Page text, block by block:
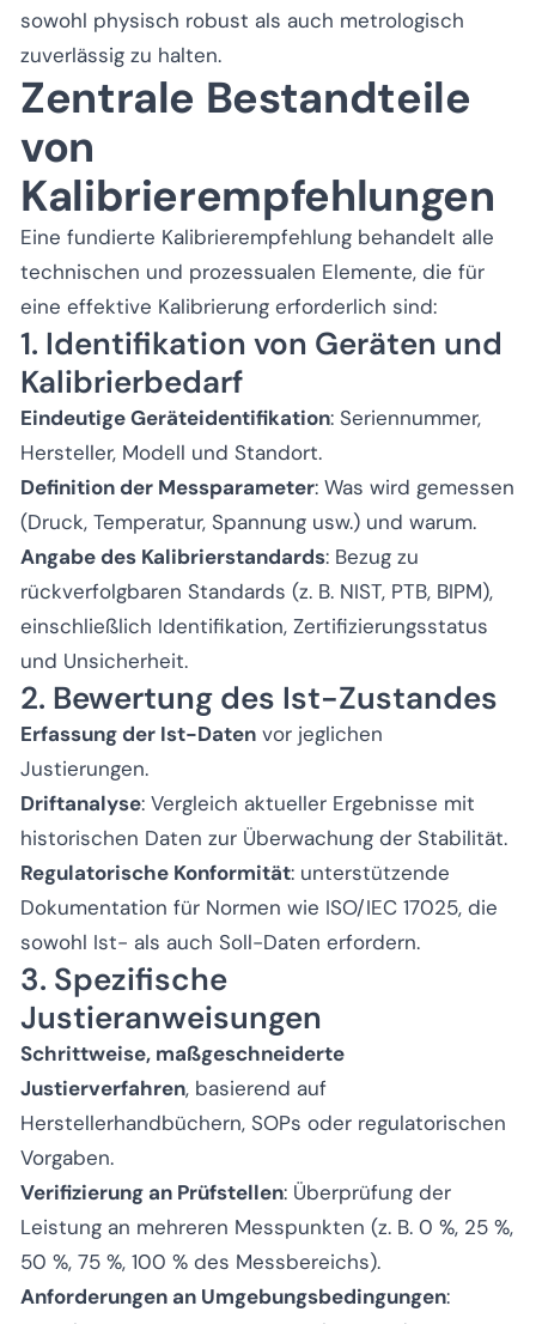
sowohl physisch robust als auch metrologisch
zuverlässig zu halten.
Zentrale Bestandteile
von
Kalibrierempfehlungen
Eine fundierte Kalibrierempfehlung behandelt alle
technischen und prozessualen Elemente, die für
eine effektive Kalibrierung erforderlich sind:
1. Identifikation von Geräten und
Kalibrierbedarf
Eindeutige Geräteidentifikation: Seriennummer,
Hersteller, Modell und Standort.
Definition der Messparameter: Was wird gemessen
(Druck, Temperatur, Spannung usw.) und warum.
Angabe des Kalibrierstandards: Bezug zu
rückverfolgbaren Standards (z. B. NIST, PTB, BIPM),
einschließlich Identifikation, Zertifizierungsstatus
und Unsicherheit.
2. Bewertung des Ist-Zustandes
Erfassung der Ist-Daten vor jeglichen
Justierungen.
Driftanalyse: Vergleich aktueller Ergebnisse mit
historischen Daten zur Überwachung der Stabilität.
Regulatorische Konformität: unterstützende
Dokumentation für Normen wie ISO/IEC 17025, die
sowohl Ist- als auch Soll-Daten erfordern.
3. Spezifische
Justieranweisungen
Schrittweise, maßgeschneiderte
Justierverfahren, basierend auf
Herstellerhandbüchern, SOPs oder regulatorischen
Vorgaben.
Verifizierung an Prüfstellen: Überprüfung der
Leistung an mehreren Messpunkten (z. B. 0 %, 25 %,
50 %, 75 %, 100 % des Messbereichs).
Anforderungen an Umgebungsbedingungen: